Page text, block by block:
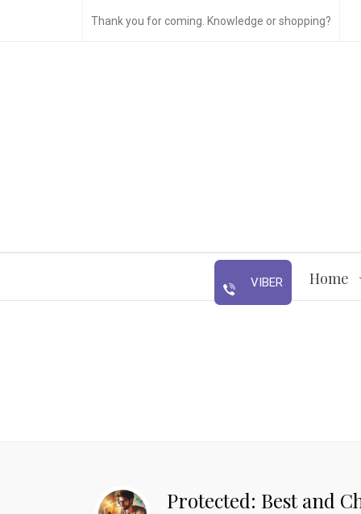
Thank you for coming. Knowledge or shopping?
VIBER Home
Protected: Best and